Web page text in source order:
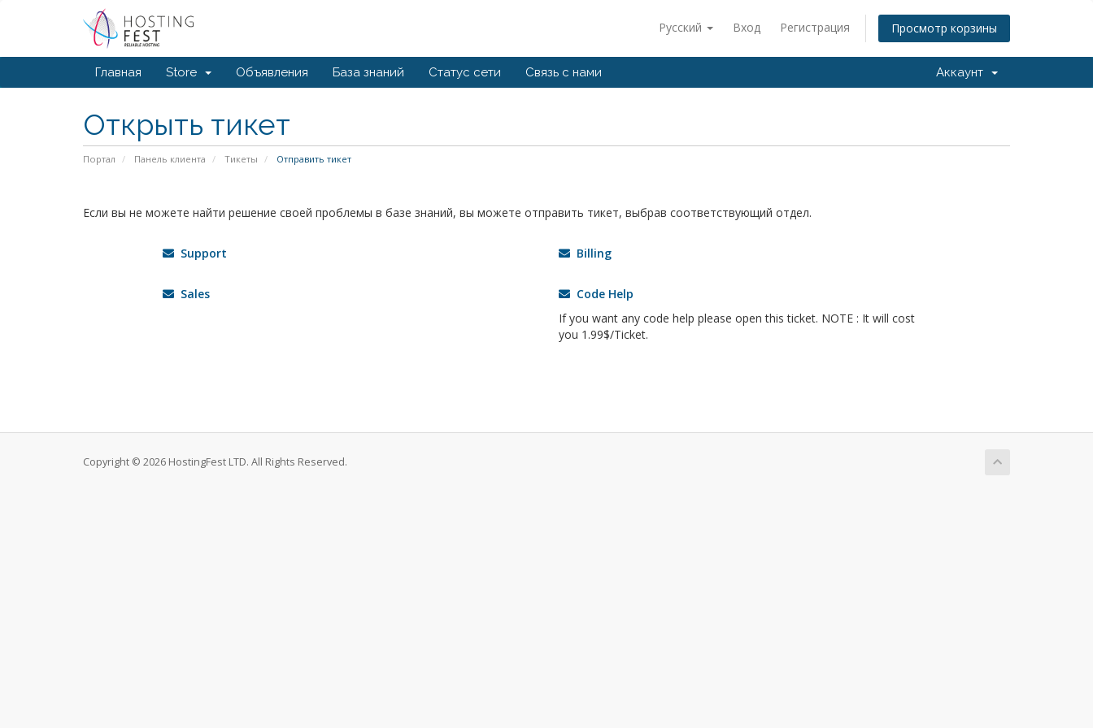
Русский Вход Регистрация Просмотр корзины
Главная Store Объявления База знаний Статус сети Связь с нами Аккаунт
Открыть тикет
Портал Панель клиента Тикеты Отправить тикет
Если вы не можете найти решение своей проблемы в базе знаний, вы можете отправить тикет, выбрав соответствующий отдел.
Support Billing
Sales
Code Help
If you want any code help please open this ticket. NOTE : It will cost
you 1.99$/Ticket.
Copyright © 2026 HostingFest LTD. All Rights Reserved.